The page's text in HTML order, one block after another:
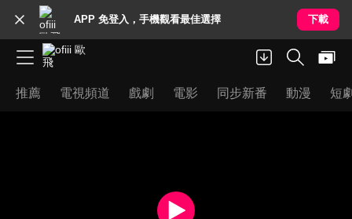
APP 免登入，手機觀看最佳選擇 下載
推薦 電視頻道 戲劇 電影 同步新番 動漫 短